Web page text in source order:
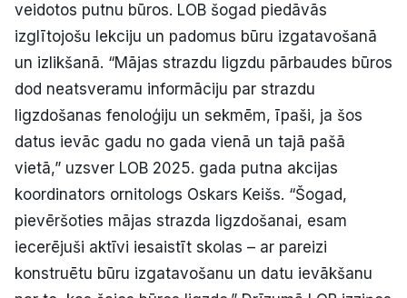
veidotos putnu būros. LOB šogad piedāvās
izglītojošu lekciju un padomus būru izgatavošanā
un izlikšanā. “Mājas strazdu ligzdu pārbaudes būros
dod neatsveramu informāciju par strazdu
ligzdošanas fenoloģiju un sekmēm, īpaši, ja šos
datus ievāc gadu no gada vienā un tajā pašā
vietā,” uzsver LOB 2025. gada putna akcijas
koordinators ornitologs Oskars Keišs. “Šogad,
pievēršoties mājas strazda ligzdošanai, esam
iecerējuši aktīvi iesaistīt skolas – ar pareizi
konstruētu būru izgatavošanu un datu ievākšanu